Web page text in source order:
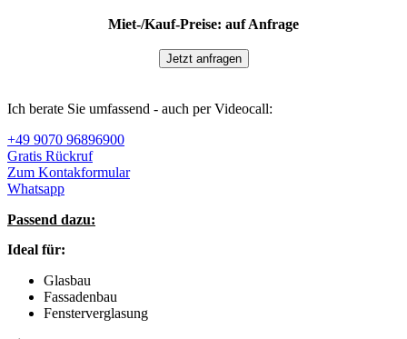
Miet-/Kauf-Preise: auf Anfrage
Jetzt anfragen
Ich berate Sie umfassend - auch per Videocall:
+49 9070 96896900
Gratis Rückruf
Zum Kontakformular
Whatsapp
Passend dazu:
Ideal für:
Glasbau
Fassadenbau
Fensterverglasung